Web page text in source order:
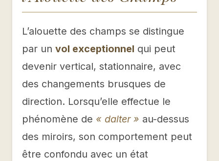
L’alouette des champs se distingue
par un vol exceptionnel qui peut
devenir vertical, stationnaire, avec
des changements brusques de
direction. Lorsqu’elle effectue le
phénomène de « dalter » au-dessus
des miroirs, son comportement peut
être confondu avec un état